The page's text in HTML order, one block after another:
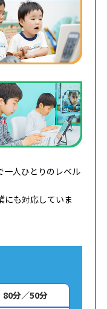
一人ひとりのレベル
にも対応していま
80分／50分